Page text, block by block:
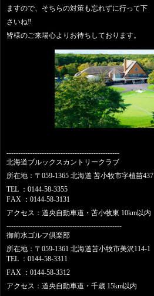
ますので、そちらの対策も忘れずに行って下
さいね‼️
皆様のご来場心よりお待ちしております。
------------------------------------------------
北海道ブルックスカントリークラブ
所在地：〒 059-1365 北海道 苫小牧市字植苗437
TEL ： 0144-58-3355
FAX ： 0144-58-3131
アクセス：道央自動車道・苫小牧東 10km以内
-------------------------------------------------
御前水ゴルフ倶楽部
所在地：〒 059-1361 北海道苫小牧市美沢114-1
TEL ： 0144-58-3311
FAX ： 0144-58-3312
アクセス：道央自動車道・千歳 15km以内